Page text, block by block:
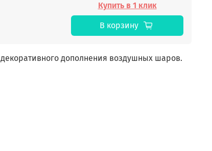
Купить в 1 клик
В корзину
декоративного дополнения воздушных шаров.